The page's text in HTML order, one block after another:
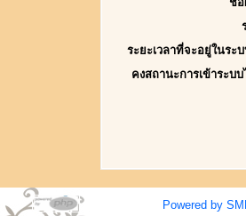
ระยะเวลาที่จะอยู่ในระ
คงสถานะการเข้าระบ
Powered by